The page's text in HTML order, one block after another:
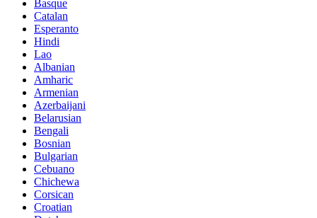
Basque
Catalan
Esperanto
Hindi
Lao
Albanian
Amharic
Armenian
Azerbaijani
Belarusian
Bengali
Bosnian
Bulgarian
Cebuano
Chichewa
Corsican
Croatian